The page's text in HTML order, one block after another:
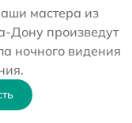
мастера из
Дону произведут
ночного видения